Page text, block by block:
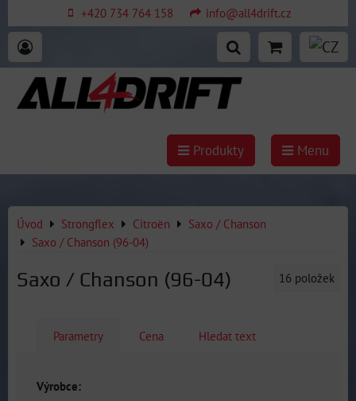
+420 734 764 158 info@all4drift.cz
Produkty Menu
Úvod Strongflex Citroën
Saxo / Chanson
Saxo / Chanson (96-04)
Saxo / Chanson (96-04) 16 položek
Parametry Cena Hledat text
Výrobce: